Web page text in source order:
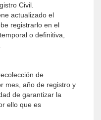
Civil.
actualizado el
registrarlo en el
o definitiva,
de
mes, año de registro y
de garantizar la
ello que es